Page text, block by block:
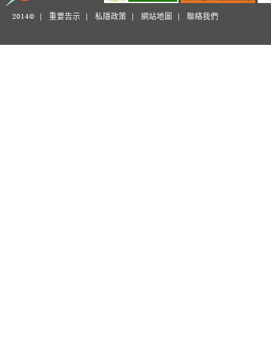
2014© | 重要告示 私隱政策 網站地圖 聯絡我們